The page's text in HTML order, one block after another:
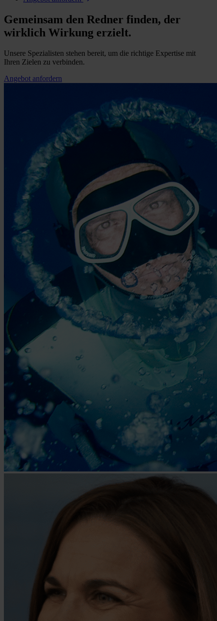
Gemeinsam den Redner finden, der
wirklich Wirkung erzielt.
Unsere Spezialisten stehen bereit, um die richtige Expertise mit
Ihren Zielen zu verbinden.
Angebot anfordern